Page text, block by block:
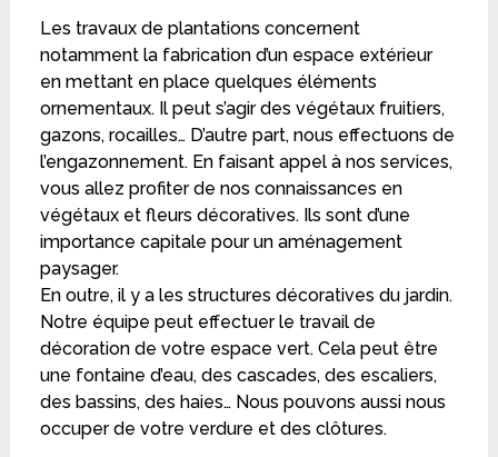
Les travaux de plantations concernent
notamment la fabrication d’un espace extérieur
en mettant en place quelques éléments
ornementaux. Il peut s’agir des végétaux fruitiers,
gazons, rocailles… D’autre part, nous effectuons de
l’engazonnement. En faisant appel à nos services,
vous allez profiter de nos connaissances en
végétaux et fleurs décoratives. Ils sont d’une
importance capitale pour un aménagement
paysager.
En outre, il y a les structures décoratives du jardin.
Notre équipe peut effectuer le travail de
décoration de votre espace vert. Cela peut être
une fontaine d’eau, des cascades, des escaliers,
des bassins, des haies… Nous pouvons aussi nous
occuper de votre verdure et des clôtures.